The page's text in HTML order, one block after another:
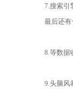
7.搜索引
最后还有
8.等数据
9.头脑风